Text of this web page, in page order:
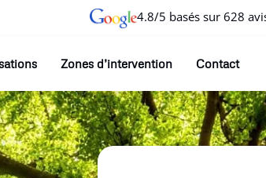
4.8/5 basés sur 628
Zones d’intervention Contact